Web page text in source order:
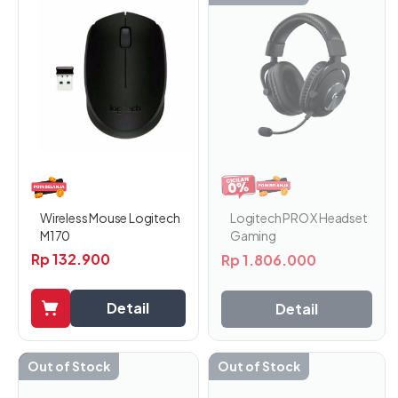
Wireless Mouse Logitech
M170
Rp132.900
Detail
Logitech PRO X Headset
Gaming
Rp1.806.000
Detail
-15%
Out of Stock Out of Stock